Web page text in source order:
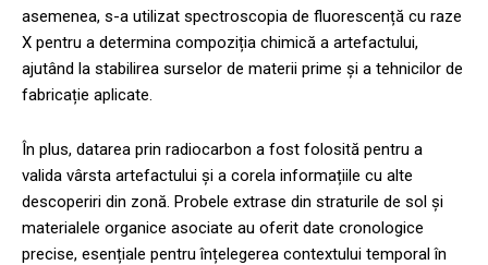
asemenea, s-a utilizat spectroscopia de fluorescență cu raze
X pentru a determina compoziția chimică a artefactului,
ajutând la stabilirea surselor de materii prime și a tehnicilor de
fabricație aplicate.
În plus, datarea prin radiocarbon a fost folosită pentru a
valida vârsta artefactului și a corela informațiile cu alte
descoperiri din zonă. Probele extrase din straturile de sol și
materialele organice asociate au oferit date cronologice
precise, esențiale pentru înțelegerea contextului temporal în